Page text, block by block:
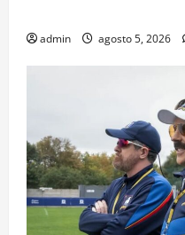
admin agosto 5, 2026